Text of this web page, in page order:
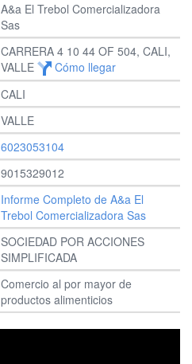
A&a El Trebol Comercializadora
Sas
CARRERA 4 10 44 OF 504, CALI,
VALLE
Cómo llegar
CALI
VALLE
6023053104
9015329012
Informe Completo de A&a El
Trebol Comercializadora Sas
SOCIEDAD POR ACCIONES
SIMPLIFICADA
Comercio al por mayor de
productos alimenticios